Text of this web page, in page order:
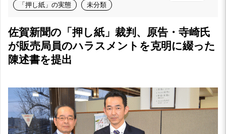
「押し紙」の実態
未分類
佐賀新聞の「押し紙」裁判、原告・寺崎氏
が販売局員のハラスメントを克明に綴った
陳述書を提出